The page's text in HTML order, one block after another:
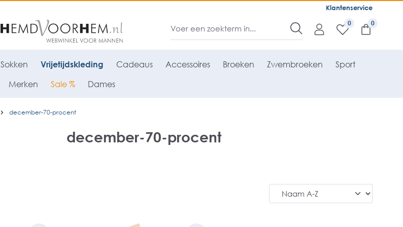
Klantenservice
0
Sokken Vrijetijdskleding Cadeaus Accessoires Broeken Zwembroeken Sport
Merken Sale % Dames
december-70-procent
december-70-procent